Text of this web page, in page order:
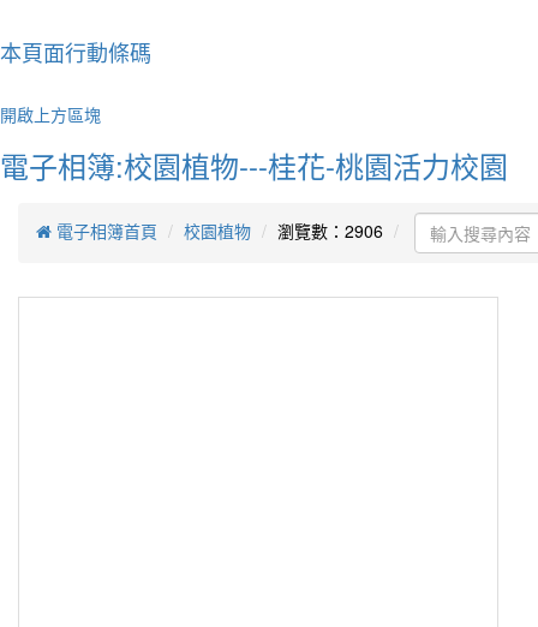
人們
是我
本頁面行動條碼
開啟上方區塊
電子相簿:校園植物---桂花-桃園活力校園
電子相簿首頁 校園植物 瀏覽數：2906